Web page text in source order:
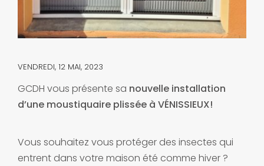
VENDREDI, 12 MAI, 2023
GCDH vous présente sa nouvelle installation
d’une moustiquaire plissée à VÉNISSIEUX!
Vous souhaitez vous protéger des insectes qui
entrent dans votre maison été comme hiver ?